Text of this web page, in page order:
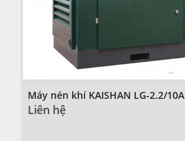
Máy nén khí KAISHAN LG-2.2/10A
Liên hệ